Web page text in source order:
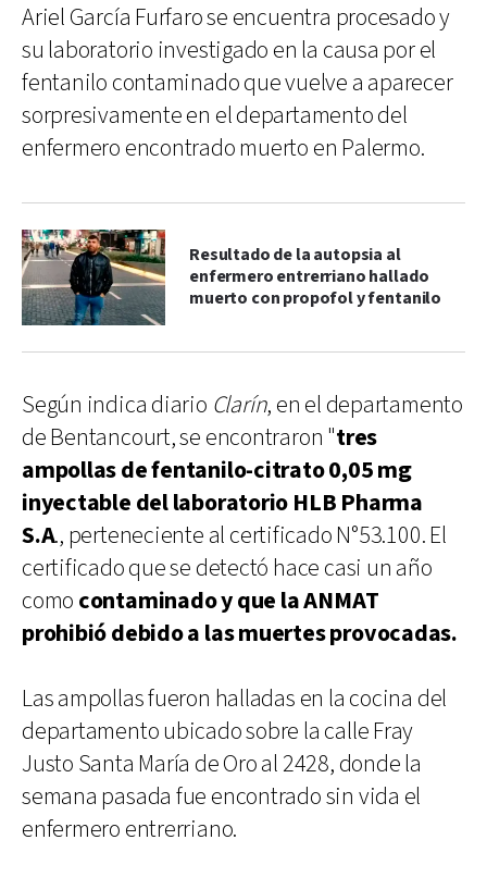
Ariel García Furfaro se encuentra procesado y
su laboratorio investigado en la causa por el
fentanilo contaminado que vuelve a aparecer
sorpresivamente en el departamento del
enfermero encontrado muerto en Palermo.
Resultado de la autopsia al
enfermero entrerriano hallado
muerto con propofol y fentanilo
Según indica diario Clarín, en el departamento
de Bentancourt, se encontraron "tres
ampollas de fentanilo-citrato 0,05 mg
inyectable del laboratorio HLB Pharma
S.A., perteneciente al certificado N°53.100. El
certificado que se detectó hace casi un año
como contaminado y que la ANMAT
prohibió debido a las muertes provocadas.
Las ampollas fueron halladas en la cocina del
departamento ubicado sobre la calle Fray
Justo Santa María de Oro al 2428, donde la
semana pasada fue encontrado sin vida el
enfermero entrerriano.